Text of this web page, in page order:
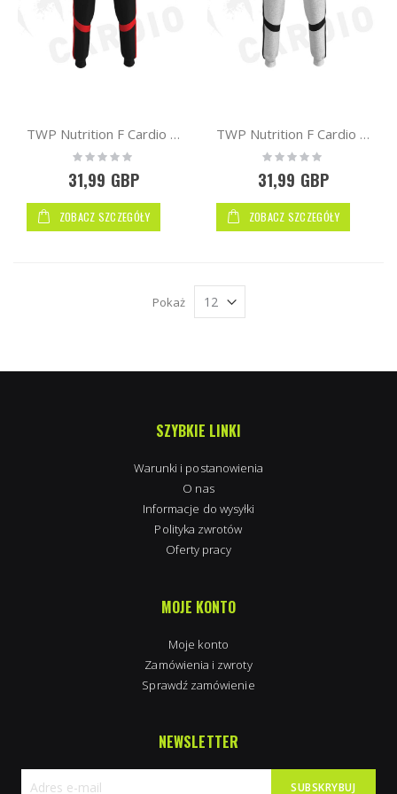
TWP Nutrition F Cardio Joggers | Black / Red
Rating:
0%
31,99 GBP
ZOBACZ SZCZEGÓŁY
TWP Nutrition F Cardio Joggers | Grey/Black
Rating:
0%
31,99 GBP
ZOBACZ SZCZEGÓŁY
Pokaż
SZYBKIE LINKI
Warunki i postanowienia
O nas
Informacje do wysyłki
Polityka zwrotów
Oferty pracy
MOJE KONTO
Moje konto
Zamówienia i zwroty
Sprawdź zamówienie
NEWSLETTER
SUBSKRYBUJ